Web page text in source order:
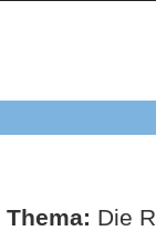
Thema: Die